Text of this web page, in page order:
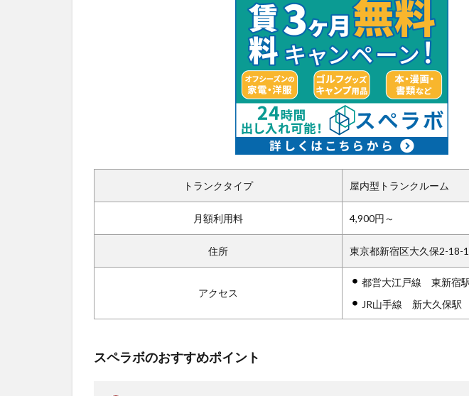
トランクタイプ 屋内型トランクルーム
月額利用料 4,900円～
住所 東京都新宿区大久保2-
アクセス
都営大江戸線 東新宿
JR山手線 新大久保駅
スペラボのおすすめポイント